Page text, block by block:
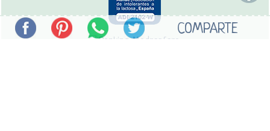
COMPARTE